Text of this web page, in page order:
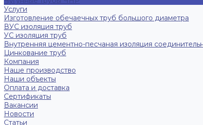
Услуги
Изготовление обечаечных труб большого диаметра
ВУС изоляция труб
УС изоляция труб
Внутренняя цементно-песчаная изоляция
Цинкование труб
Компания
Наше производство
Наши объекты
Оплата и доставка
Сертификаты
Вакансии
Новости
Статьи